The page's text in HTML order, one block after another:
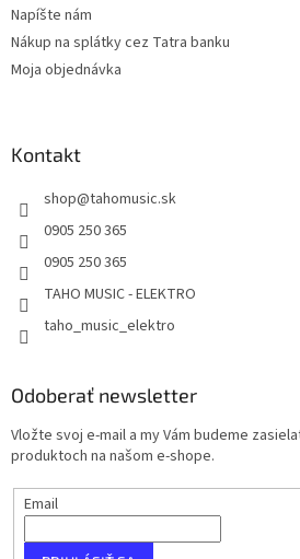
Napíšte nám
Nákup na splátky cez Tatra banku
Moja objednávka
Kontakt
shop@tahomusic.sk
0905 250 365
0905 250 365
TAHO MUSIC - ELEKTRO
taho_music_elektro
Odoberať newsletter
Vložte svoj e-mail a my Vám budeme
produktoch na našom e-shope.
Email